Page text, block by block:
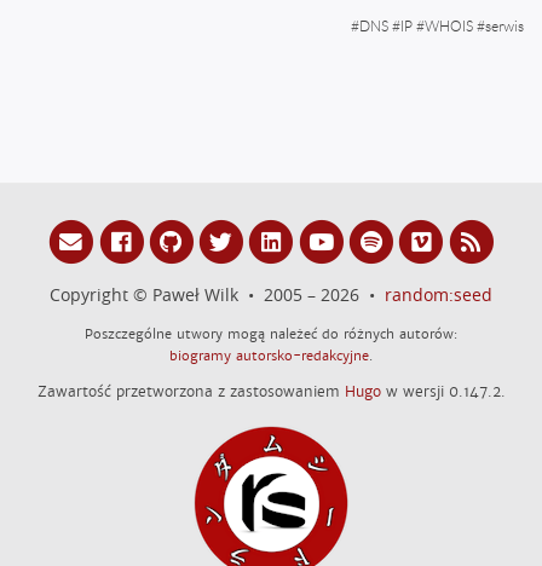
#DNS#IP#WHOIS#serwis
Copyright © Paweł Wilk • 2005 – 2026 • random:seed
Poszczególne utwory mogą należeć do różnych autorów:
biogramy autorsko-redakcyjne
Zawartość przetworzona z zastosowaniem Hugow wersji 0.147.2.